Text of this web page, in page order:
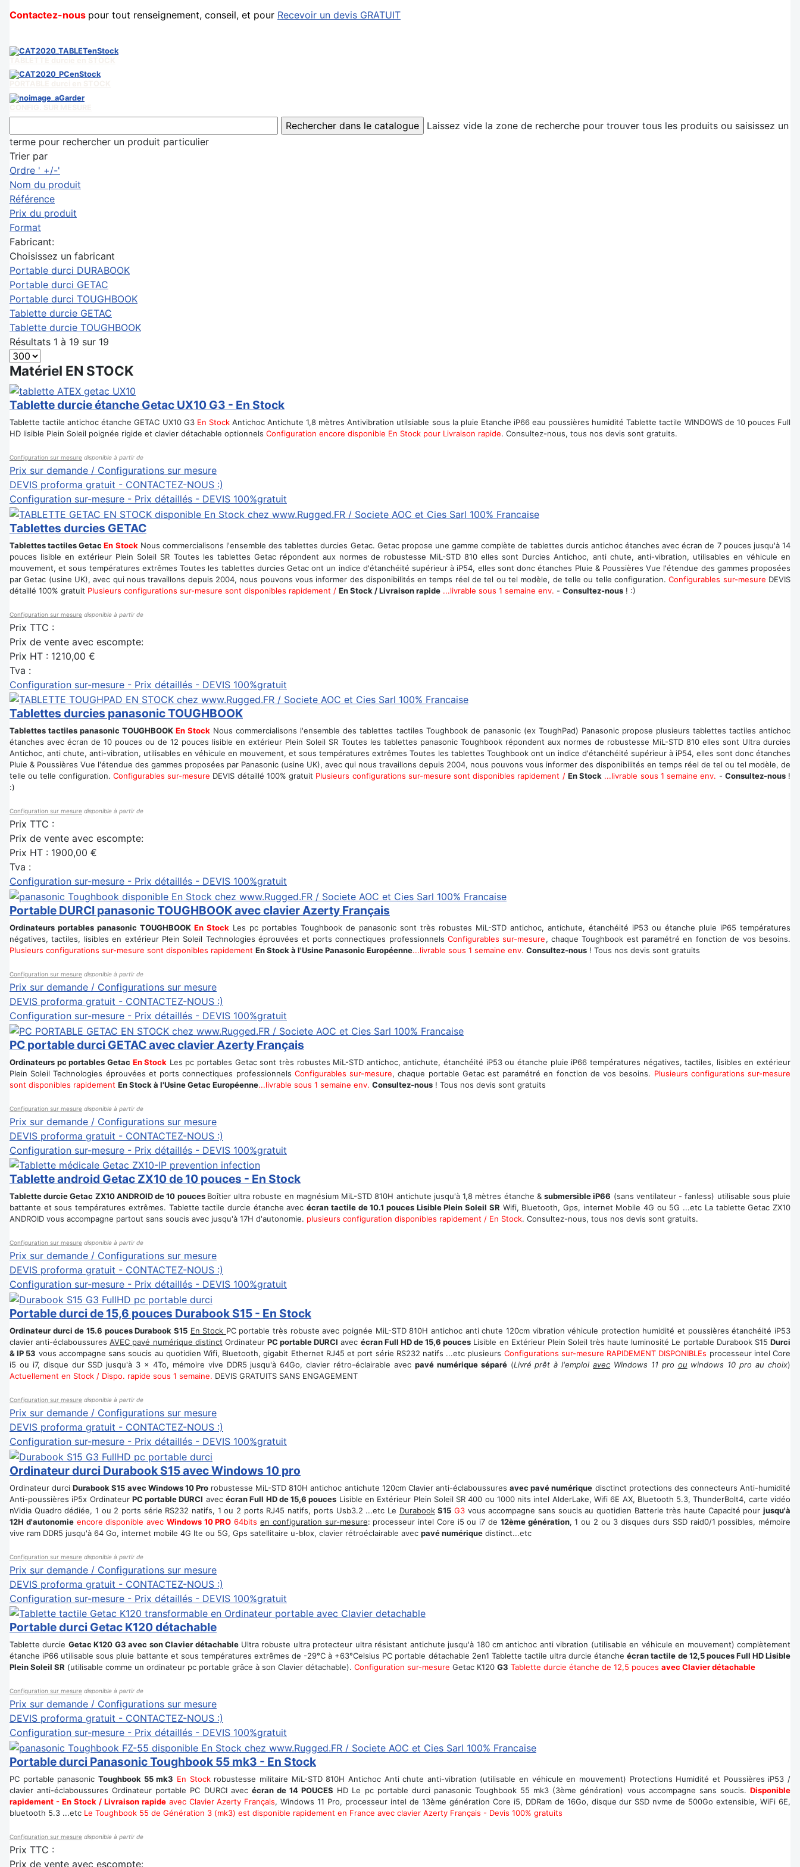
Contactez-nous pour tout renseignement, conseil, et pour Recevoir un devis GRATUIT
Laissez vide la zone de recherche pour trouver tous les produits ou saisissez un
terme pour rechercher un produit particulier
Trier par
Ordre ' +/-'
Nom du produit
Référence
Prix du produit
Format
Fabricant:
Choisissez un fabricant
Portable durci DURABOOK
Portable durci GETAC
Portable durci TOUGHBOOK
Tablette durcie GETAC
Tablette durcie TOUGHBOOK
Résultats 1 à 19 sur 19
Matériel EN STOCK
Tablette durcie étanche Getac UX10 G3 - En Stock
Tablette tactile antichoc étanche GETAC UX10 G3 En StockAntichoc Antichute 1,8 mètres Antivibration utilsiable sous la pluie Etanche iP66 eau poussières humidité Tablette tactile WINDOWS de 10 pouces Full
HD lisible Plein Soleil poignée rigide et clavier détachable optionnels Configuration encore disponible En Stock pour Livraison rapide. Consultez-nous, tous nos devis sont gratuits.
Configuration sur mesure disponible à partir de
Prix sur demande / Configurations sur mesure
DEVIS proforma gratuit - CONTACTEZ-NOUS :)
Configuration sur-mesure - Prix détaillés - DEVIS 100%gratuit
Tablettes durcies GETAC
Tablettes tactiles GetacEn Stock Nous commercialisons l'ensemble des tablettes durcies Getac. Getac propose une gamme complète de tablettes durcis antichoc étanches avec écran de 7 pouces jusqu'à 14
pouces lisible en extérieur Plein Soleil SR Toutes les tablettes Getac répondent aux normes de robustesse MiL-STD 810 elles sont Durcies Antichoc, anti chute, anti-vibration, utilisables en véhicule en
mouvement, et sous températures extrêmes Toutes les tablettes durcies Getac ont un indice d'étanchéité supérieur à iP54, elles sont donc étanches Pluie & Poussières Vue l'étendue des gammes proposées
par Getac (usine UK), avec qui nous travaillons depuis 2004, nous pouvons vous informer des disponibilités en temps réel de tel ou tel modèle, de telle ou telle configuration.Configurables sur-mesure DEVIS
détaillé 100% gratuit Plusieurs configurations sur-mesure sont disponibles rapidement / En Stock / Livraison rapide ...livrable sous 1 semaine env. - Consultez-nous ! :)
Configuration sur mesure disponible à partir de
Prix TTC :
Prix de vente avec escompte:
Prix HT : 1210,00 €
Tva :
Configuration sur-mesure - Prix détaillés - DEVIS 100%gratuit
Tablettes durcies panasonic TOUGHBOOK
Tablettes tactiles panasonic TOUGHBOOKEn Stock Nous commercialisons l'ensemble des tablettes tactiles Toughbook de panasonic (ex ToughPad) Panasonic propose plusieurs tablettes tactiles antichoc
étanches avec écran de 10 pouces ou de 12 pouces lisible en extérieur Plein Soleil SR Toutes les tablettes panasonic Toughbook répondent aux normes de robustesse MiL-STD 810 elles sont Ultra durcies
Antichoc, anti chute, anti-vibration, utilisables en véhicule en mouvement, et sous températures extrêmes Toutes les tablettes Toughbook ont un indice d'étanchéité supérieur à iP54, elles sont donc étanches
Pluie & Poussières Vue l'étendue des gammes proposées par Panasonic (usine UK), avec qui nous travaillons depuis 2004, nous pouvons vous informer des disponibilités en temps réel de tel ou tel modèle, de
telle ou telle configuration. Configurables sur-mesure DEVIS détaillé 100% gratuit Plusieurs configurations sur-mesure sont disponibles rapidement / En Stock ...livrable sous 1 semaine env. - Consultez-nous!
:)
Configuration sur mesure disponible à partir de
Prix TTC :
Prix de vente avec escompte:
Prix HT : 1900,00 €
Tva :
Configuration sur-mesure - Prix détaillés - DEVIS 100%gratuit
Portable DURCI panasonic TOUGHBOOK avec clavier Azerty Français
Ordinateurs portables panasonic TOUGHBOOK En Stock Les pc portables Toughbook de panasonic sont très robustes MiL-STD antichoc, antichute, étanchéité iP53 ou étanche pluie iP65 températures
négatives, tactiles, lisibles en extérieur Plein Soleil Technologies éprouvées et ports connectiques professionnelsConfigurables sur-mesure, chaque Toughbook est paramétré en fonction de vos besoins.
Plusieurs configurations sur-mesure sont disponibles rapidement En Stock à l'Usine Panasonic Européenne...livrable sous 1 semaine env. Consultez-nous ! Tous nos devis sont gratuits
Configuration sur mesure disponible à partir de
Prix sur demande / Configurations sur mesure
DEVIS proforma gratuit - CONTACTEZ-NOUS :)
Configuration sur-mesure - Prix détaillés - DEVIS 100%gratuit
PC portable durci GETAC avec clavier Azerty Français
Ordinateurs pc portables Getac En Stock Les pc portables Getac sont très robustes MiL-STD antichoc, antichute, étanchéité iP53 ou étanche pluie iP66 températures négatives, tactiles, lisibles en extérieur
Plein Soleil Technologies éprouvées et ports connectiques professionnels Configurables sur-mesure, chaque portable Getac est paramétré en fonction de vos besoins. Plusieurs configurations sur-mesure
sont disponibles rapidement En Stock à l'Usine Getac Européenne...livrable sous 1 semaine env. Consultez-nous ! Tous nos devis sont gratuits
Configuration sur mesure disponible à partir de
Prix sur demande / Configurations sur mesure
DEVIS proforma gratuit - CONTACTEZ-NOUS :)
Configuration sur-mesure - Prix détaillés - DEVIS 100%gratuit
Tablette android Getac ZX10 de 10 pouces - En Stock
Tablette durcie Getac ZX10 ANDROID de 10 pouces Boîtier ultra robuste en magnésium MiL-STD 810H antichute jusqu'à 1,8 mètres étanche &submersible iP66 (sans ventilateur - fanless) utilisable sous pluie
battante et sous températures extrêmes. Tablette tactile durcie étanche avecécran tactile de 10.1 pouces Lisible Plein Soleil SR Wifi, Bluetooth, Gps, internet Mobile 4G ou 5G ...etc La tablette Getac ZX10
ANDROID vous accompagne partout sans soucis avec jusqu'à 17H d'autonomie. plusieurs configuration disponibles rapidement / En Stock. Consultez-nous, tous nos devis sont gratuits.
Configuration sur mesure disponible à partir de
Prix sur demande / Configurations sur mesure
DEVIS proforma gratuit - CONTACTEZ-NOUS :)
Configuration sur-mesure - Prix détaillés - DEVIS 100%gratuit
Portable durci de 15,6 pouces Durabook S15 - En Stock
Ordinateur durci de 15.6 pouces Durabook S15 En Stock PC portable très robuste avec poignée MiL-STD 810H antichoc anti chute 120cm vibration véhicule protection humidité et poussières étanchéité iP53
clavier anti-éclaboussuresAVEC pavé numérique distinct Ordinateur PC portable DURCI avec écran Full HD de 15,6 pouces Lisible en Extérieur Plein Soleil très haute luminosité Le portable Durabook S15Durci
& IP 53 vous accompagne sans soucis au quotidien Wifi, Bluetooth, gigabit Ethernet RJ45 et port série RS232 natifs ...etc plusieurs Configurations sur-mesure RAPIDEMENT DISPONIBLEs processeur intel Core
i5 ou i7, disque dur SSD jusqu'à 3 x 4To, mémoire vive DDR5 jusqu'à 64Go, clavier rétro-éclairable avec pavé numérique séparé(Livré prêt à l'emploiavec Windows 11 pro ou windows 10 pro au choix)
Actuellement en Stock / Dispo. rapide sous 1 semaine. DEVIS GRATUITS SANS ENGAGEMENT
Configuration sur mesure disponible à partir de
Prix sur demande / Configurations sur mesure
DEVIS proforma gratuit - CONTACTEZ-NOUS :)
Configuration sur-mesure - Prix détaillés - DEVIS 100%gratuit
Ordinateur durci Durabook S15 avec Windows 10 pro
Ordinateur durciDurabook S15 avec Windows 10 Prorobustesse MiL-STD 810H antichoc antichute 120cm Clavier anti-éclaboussuresavec pavé numérique disctinct protections des connecteurs Anti-humidité
Anti-poussières iP5x Ordinateur PC portable DURCI avec écran Full HD de 15,6 pouces Lisible en Extérieur Plein Soleil SR 400 ou 1000 nits intel AlderLake, Wifi 6E AX, Bluetooth 5.3, ThunderBolt4, carte vidéo
nVidia Quadro dédiée, 1 ou 2 ports série RS232 natifs, 1 ou 2 ports RJ45 natifs, ports Usb3.2 ...etc Le Durabook S15 G3vous accompagne sans soucis au quotidien Batterie très haute Capacité pourjusqu'à
12H d'autonomie encore disponible avec Windows 10 PRO 64bits en configuration sur-mesure: processeur intel Core i5 ou i7 de 12ème génération, 1 ou 2 ou 3 disques durs SSD raid0/1 possibles, mémoire
vive ram DDR5 jusqu'à 64 Go, internet mobile 4G lte ou 5G, Gps satellitaire u-blox, clavier rétroéclairable avec pavé numérique distinct...etc
Configuration sur mesure disponible à partir de
Prix sur demande / Configurations sur mesure
DEVIS proforma gratuit - CONTACTEZ-NOUS :)
Configuration sur-mesure - Prix détaillés - DEVIS 100%gratuit
Portable durci Getac K120 détachable
Tablette durcie Getac K120 G3 avec son Clavier détachableUltra robuste ultra protecteur ultra résistant antichute jusqu'à 180 cm antichoc anti vibration (utilisable en véhicule en mouvement) complètement
étanche iP66 utilisable sous pluie battante et sous températures extrêmes de -29°C à +63°Celsius PC portable détachable 2en1 Tablette tactile ultra durcie étancheécran tactile de 12,5 pouces Full HD Lisible
Plein Soleil SR (utilisable comme un ordinateur pc portable grâce à son Clavier détachable). Configuration sur-mesure Getac K120 G3 Tablette durcie étanche de 12,5 pouces avec Clavier détachable
Configuration sur mesure disponible à partir de
Prix sur demande / Configurations sur mesure
DEVIS proforma gratuit - CONTACTEZ-NOUS :)
Configuration sur-mesure - Prix détaillés - DEVIS 100%gratuit
Portable durci Panasonic Toughbook 55 mk3 - En Stock
PC portable panasonic Toughbook 55 mk3 En Stockrobustesse militaire MiL-STD 810H Antichoc Anti chute anti-vibration (utilisable en véhicule en mouvement) Protections Humidité et Poussières iP53 /
clavier anti-éclaboussures Ordinateur portable PC DURCI avec écran de 14 POUCES HD Le pc portable durci panasonic Toughbook 55 mk3 (3ème génération) vous accompagne sans soucis.Disponible
rapidement - En Stock / Livraison rapideavec Clavier Azerty Français, Windows 11 Pro, processeur intel de 13ème génération Core i5, DDRam de 16Go, disque dur SSD nvme de 500Go extensible, WiFi 6E,
bluetooth 5.3 ...etc Le Toughbook 55 de Génération 3 (mk3) est disponible rapidement en France avec clavier Azerty Français - Devis 100% gratuits
Configuration sur mesure disponible à partir de
Prix TTC :
Prix de vente avec escompte: